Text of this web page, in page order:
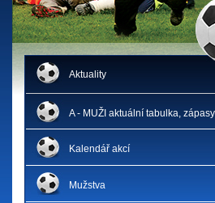
Aktuality
A - MUŽI aktuální tabulka, zápasy
Kalendář akcí
Mužstva